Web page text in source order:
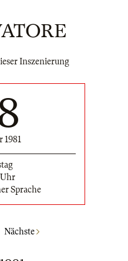
Inszenierung
1981
Uhr
Sprache
Nächste